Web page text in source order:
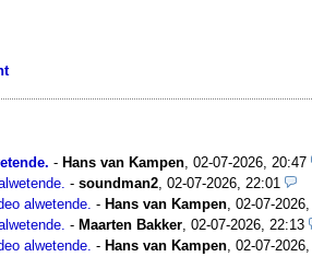
- Hans van Kampen, 02-07-2026, 20:47
- soundman2, 02-07-2026, 22:01
alwetende. - Hans van Kampen, 02-07-
- Maarten Bakker, 02-07-2026, 22:13
alwetende. - Hans van Kampen, 02-07-